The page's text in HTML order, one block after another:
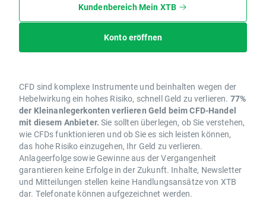
Kundenbereich Mein XTB
Konto eröffnen
CFD sind komplexe Instrumente und beinhalten wegen der
Hebelwirkung ein hohes Risiko, schnell Geld zu verlieren. 77%
der Kleinanlegerkonten verlieren Geld beim CFD-Handel
mit diesem Anbieter. Sie sollten überlegen, ob Sie verstehen,
wie CFDs funktionieren und ob Sie es sich leisten können,
das hohe Risiko einzugehen, Ihr Geld zu verlieren.
Anlageerfolge sowie Gewinne aus der Vergangenheit
garantieren keine Erfolge in der Zukunft. Inhalte, Newsletter
und Mitteilungen stellen keine Handlungsansätze von XTB
dar. Telefonate können aufgezeichnet werden.